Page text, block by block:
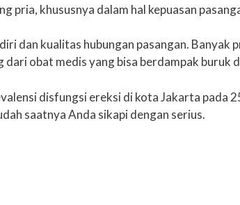
pria, khususnya dalam hal kepuasan
dan kualitas hubungan pasangan. Banyak
obat medis yang bisa berdampak buruk
disfungsi ereksi di kota Jakarta pada
saatnya Anda sikapi dengan serius.